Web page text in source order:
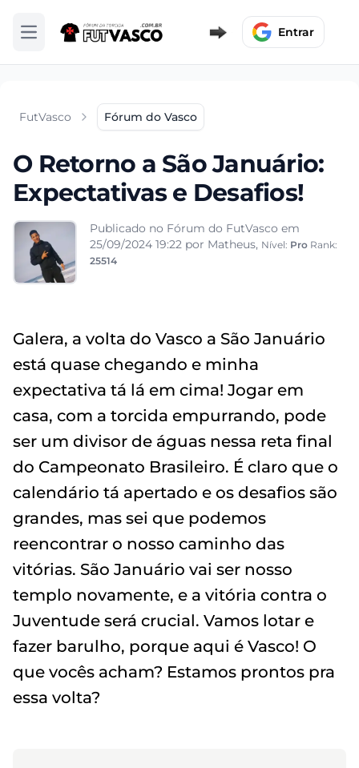
Abrir menu Entrar
FutVasco Fórum do Vasco
O Retorno a São Januário:
Expectativas e Desafios!
Publicado no Fórum do FutVasco em
25/09/2024 19:22 por Matheus, Nível: Pro Rank:
25514
Galera, a volta do Vasco a São Januário
está quase chegando e minha
expectativa tá lá em cima! Jogar em
casa, com a torcida empurrando, pode
ser um divisor de águas nessa reta final
do Campeonato Brasileiro. É claro que o
calendário tá apertado e os desafios são
grandes, mas sei que podemos
reencontrar o nosso caminho das
vitórias. São Januário vai ser nosso
templo novamente, e a vitória contra o
Juventude será crucial. Vamos lotar e
fazer barulho, porque aqui é Vasco! O
que vocês acham? Estamos prontos pra
essa volta?